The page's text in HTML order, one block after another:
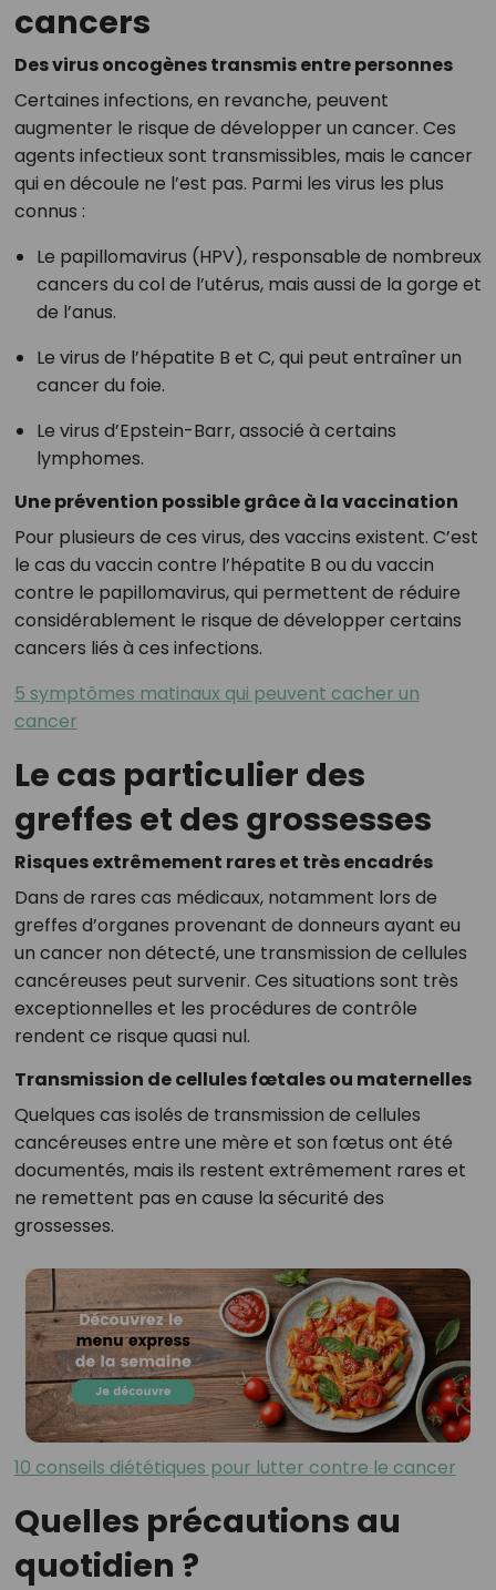
cancers
Des virus oncogènes transmis entre personnes
Certaines infections, en revanche, peuvent
augmenter le risque de développer un cancer. Ces
agents infectieux sont transmissibles, mais le cancer
qui en découle ne l’est pas. Parmi les virus les plus
connus :
Le papillomavirus (HPV), responsable de nombreux
cancers du col de l’utérus, mais aussi de la gorge et
de l’anus.
Le virus de l’hépatite B et C, qui peut entraîner un
cancer du foie.
Le virus d’Epstein-Barr, associé à certains
lymphomes.
Une prévention possible grâce à la vaccination
Pour plusieurs de ces virus, des vaccins existent. C’est
le cas du vaccin contre l’hépatite B ou du vaccin
contre le papillomavirus, qui permettent de réduire
considérablement le risque de développer certains
cancers liés à ces infections.
5 symptômes matinaux qui peuvent cacher un
cancer
Le cas particulier des
greffes et des grossesses
Risques extrêmement rares et très encadrés
Dans de rares cas médicaux, notamment lors de
greffes d’organes provenant de donneurs ayant eu
un cancer non détecté, une transmission de cellules
cancéreuses peut survenir. Ces situations sont très
exceptionnelles et les procédures de contrôle
rendent ce risque quasi nul.
Transmission de cellules fœtales ou maternelles
Quelques cas isolés de transmission de cellules
cancéreuses entre une mère et son fœtus ont été
documentés, mais ils restent extrêmement rares et
ne remettent pas en cause la sécurité des
grossesses.
10 conseils diététiques pour lutter contre le cancer
Quelles précautions au
quotidien ?